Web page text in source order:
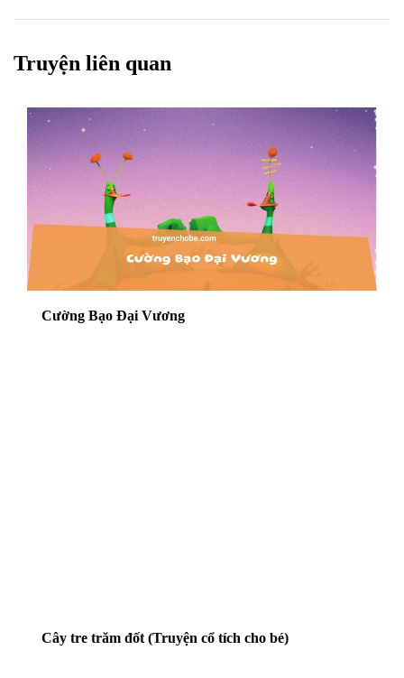
Truyện liên quan
Cường Bạo Đại Vương
Cây tre trăm đốt (Truyện cổ tích cho bé)